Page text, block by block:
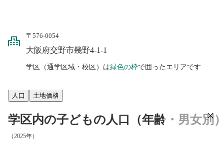
〒576-0054
大阪府交野市幾野4-1-1
学区（通学区域・校区）は緑色の枠で囲ったエリアです
人口 土地価格
学区内の子どもの人口（年齢・男女別
（2025年）